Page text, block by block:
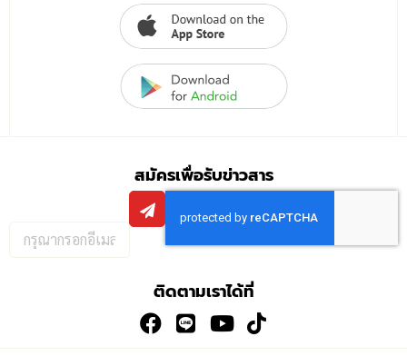
สมัครเพื่อรับข่าวสาร
กรอก
อีเมล
ติดตามเราได้ที่